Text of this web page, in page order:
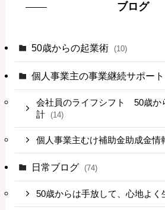
ブログ
50歳からの起業術 (10)
個人事業主の事業継続サポート
会社員のライフシフト 50歳か
計
(14)
個人事業主むけ補助金助成金情
日常ブログ (74)
50歳からは手放して、心地よく